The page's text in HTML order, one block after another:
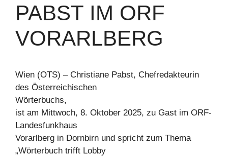
PABST IM ORF
VORARLBERG
Wien (OTS) – Christiane Pabst, Chefredakteurin
des Österreichischen
Wörterbuchs,
ist am Mittwoch, 8. Oktober 2025, zu Gast im ORF-
Landesfunkhaus
Vorarlberg in Dornbirn und spricht zum Thema
„Wörterbuch trifft Lobby